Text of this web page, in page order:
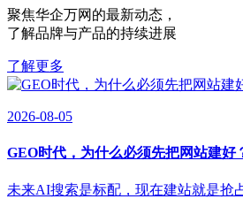
聚焦华企万网的最新动态 ，
了解品牌与产品的持续进展
了解更多
2026-08-05
GEO时代，为什么必须先把网站建好
未来AI搜索是标配，现在建站就是抢